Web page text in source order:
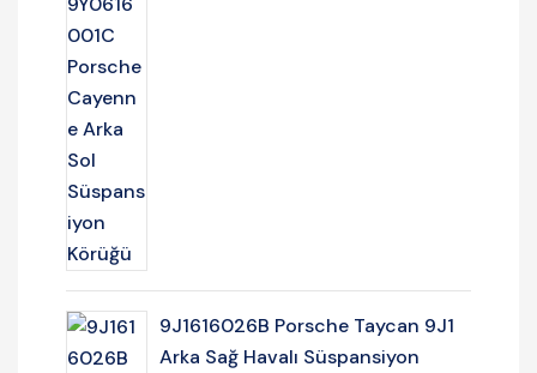
9J1616026B Porsche Taycan 9J1
Arka Sağ Havalı Süspansiyon